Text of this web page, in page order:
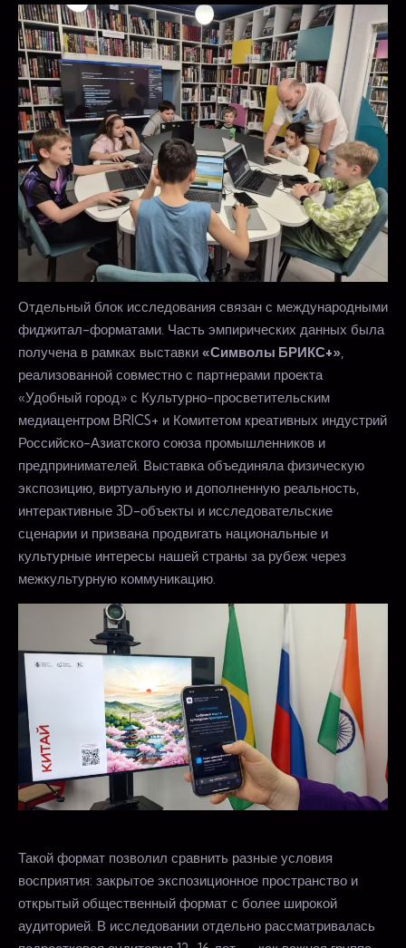
Отдельный блок исследования связан с международными
фиджитал-форматами. Часть эмпирических данных была
получена в рамках выставки «Символы БРИКС+»,
реализованной совместно с партнерами проекта
«Удобный город» с Культурно-просветительским
медиацентром BRICS+ и Комитетом креативных индустрий
Российско-Азиатского союза промышленников и
предпринимателей. Выставка объединяла физическую
экспозицию, виртуальную и дополненную реальность,
интерактивные 3D-объекты и исследовательские
сценарии и призвана продвигать национальные и
культурные интересы нашей страны за рубеж через
межкультурную коммуникацию.
Такой формат позволил сравнить разные условия
восприятия: закрытое экспозиционное пространство и
открытый общественный формат с более широкой
аудиторией. В исследовании отдельно рассматривалась